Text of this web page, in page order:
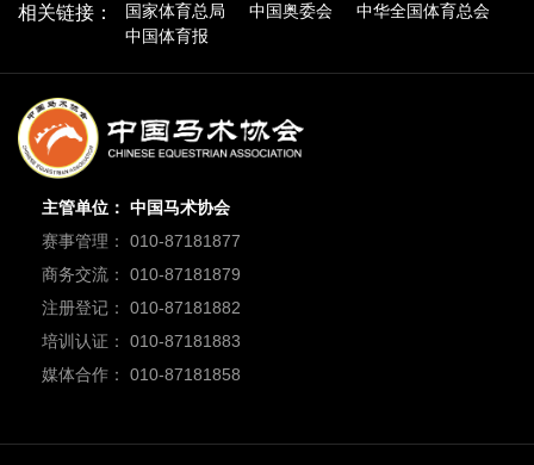
相关链接： 国家体育总局 中国奥委会
中华全国体育总会
中国体育报
主管单位： 中国马术协会
赛事管理： 010-87181877
商务交流： 010-87181879
注册登记： 010-87181882
培训认证： 010-87181883
媒体合作： 010-87181858